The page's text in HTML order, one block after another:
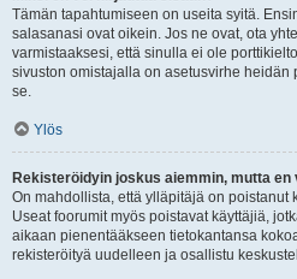
Tämän tapahtumiseen on useita syitä.
salasanasi ovat oikein. Jos ne ovat, ota
varmistaaksesi, että sinulla ei ole
sivuston omistajalla on asetusvirhe
se.
Ylös
Rekisteröidyin joskus aiemmin, mutta
On mahdollista, että ylläpitäjä on poistanut
Useat foorumit myös poistavat käyttäjiä,
aikaan pienentääkseen tietokantansa
rekisteröityä uudelleen ja osallistu